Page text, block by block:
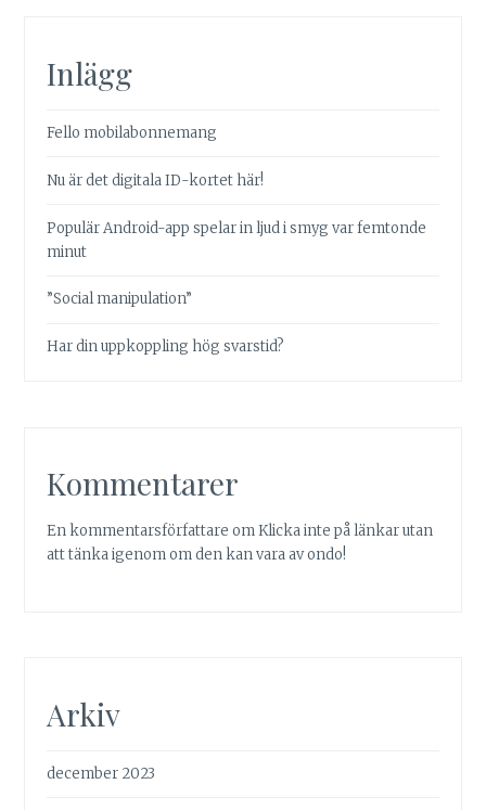
Inlägg
Fello mobilabonnemang
Nu är det digitala ID-kortet här!
Populär Android-app spelar in ljud i smyg var femtonde
minut
”Social manipulation”
Har din uppkoppling hög svarstid?
Kommentarer
En kommentarsförfattare omKlicka inte på länkar utan
att tänka igenom om den kan vara av ondo!
Arkiv
december 2023